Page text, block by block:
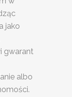
jako
gwarant
albo